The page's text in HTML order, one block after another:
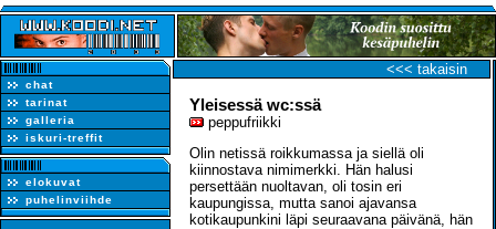
chat
tarinat
galleria
iskuri-treffit
elokuvat
puhelinviihde
<<< takaisin
Yleisessä wc:ssä
peppufriikki
Olin netissä roikkumassa ja siellä oli
kiinnostava nimimerkki. Hän halusi
persettään nuoltavan, oli tosin eri
kaupungissa, mutta sanoi ajavansa
kotikaupunkini läpi seuraavana päivänä, hän